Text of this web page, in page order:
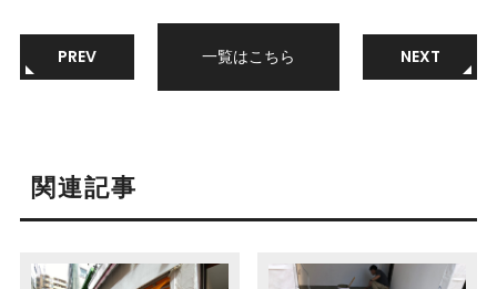
PREV 一覧はこちら NEXT
関連記事